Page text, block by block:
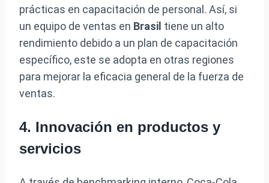
prácticas en capacitación de personal. Así, si
un equipo de ventas en Brasil tiene un alto
rendimiento debido a un plan de capacitación
específico, este se adopta en otras regiones
para mejorar la eficacia general de la fuerza de
ventas.
4. Innovación en productos y
servicios